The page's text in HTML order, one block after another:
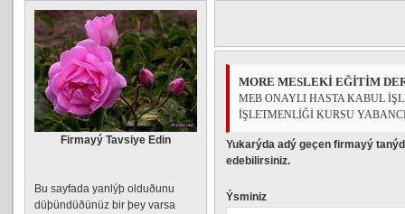
Firmayý Tavsiye Edin
Bu sayfada yanlýþ olduðunu
düþündüðünüz bir þey varsa
MORE MESLEKİ EĞİTİM
MEB ONAYLI HASTA KABUL
İŞLETMENLİĞİ KURSU
Yukarýda adý geçen firmayý
edebilirsiniz.
Ýsminiz